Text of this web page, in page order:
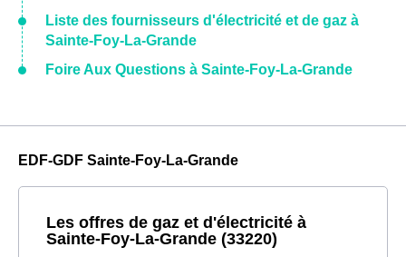
Liste des fournisseurs d'électricité et de gaz à
Sainte-Foy-La-Grande
Foire Aux Questions à Sainte-Foy-La-Grande
EDF-GDF Sainte-Foy-La-Grande
Les offres de gaz et d'électricité à
Sainte-Foy-La-Grande (33220)